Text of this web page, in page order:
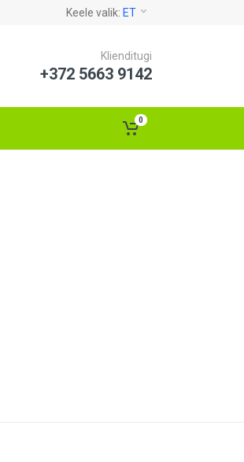
Keele valik: ET
Klienditugi
+372 5663 9142
0